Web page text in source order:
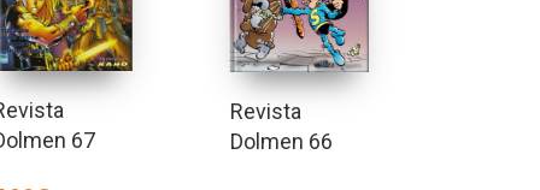
67
Revista
Dolmen 66